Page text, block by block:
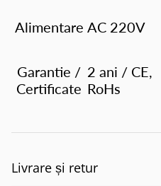
Alimentare AC 220V
Garantie /
Certificate
2 ani / CE,
RoHs
Livrare și retur